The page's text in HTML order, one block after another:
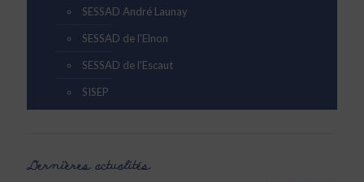
SESSAD André Launay
SESSAD de l'Elnon
SESSAD de l'Escaut
SISEP
Dernières actualités